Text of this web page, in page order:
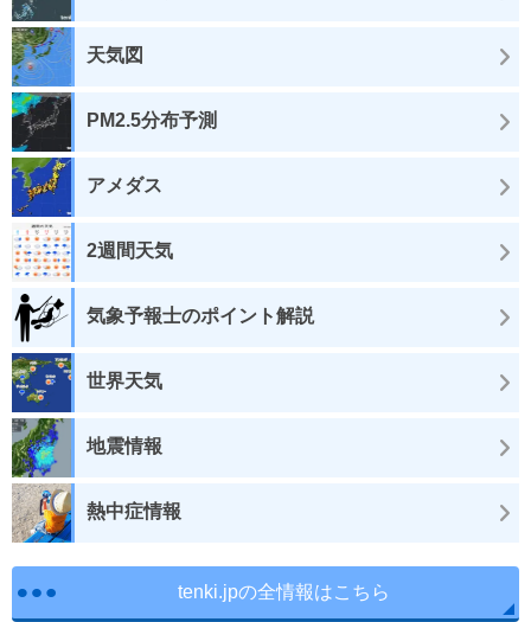
天気図
PM2.5分布予測
アメダス
2週間天気
気象予報士のポイント解説
世界天気
地震情報
熱中症情報
tenki.jpの全情報はこちら